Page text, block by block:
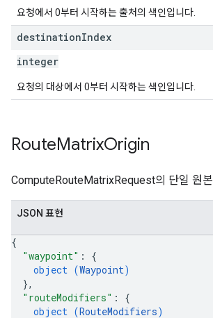
요청에서 0부터 시작하는 출처의 색인입니다.
destinationIndex
integer
요청의 대상에서 0부터 시작하는 색인입니다.
RouteMatrixOrigin
ComputeRouteMatrixRequest의 단일 원본
JSON 표현
{
"waypoint" : {
object (Waypoint)
},
"routeModifiers" : {
object (RouteModifiers)